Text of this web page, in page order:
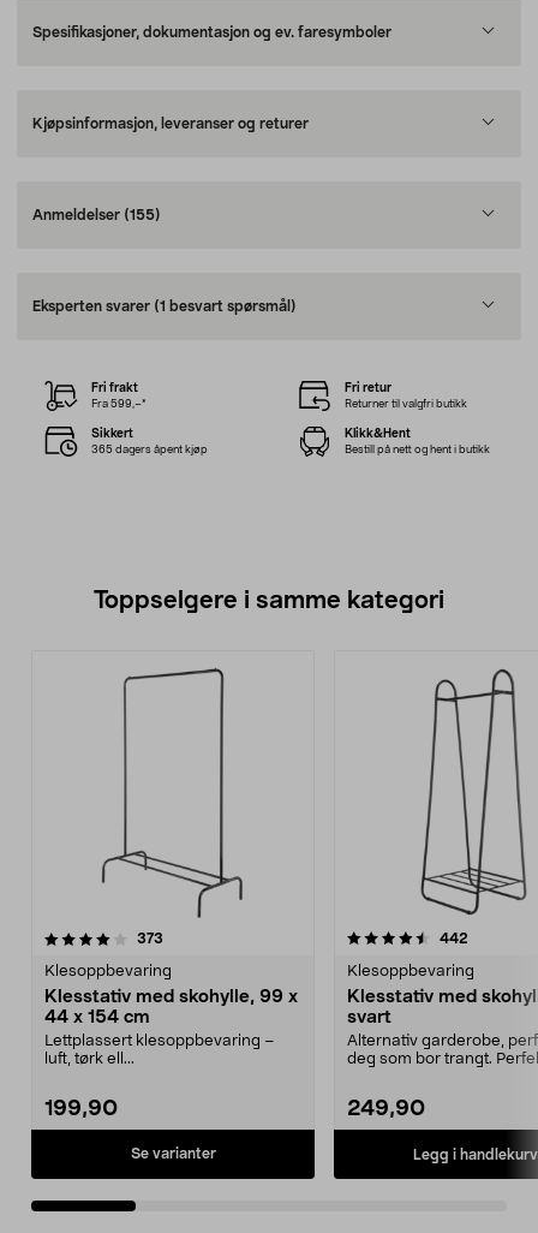
Spesifikasjoner, dokumentasjon og ev. faresymboler
Kjøpsinformasjon, leveranser og returer
Anmeldelser (155)
Eksperten svarer (1 besvart spørsmål)
Fri frakt
Fra 599,–*
Fri retur
Returner til valgfri butikk
Sikkert
365 dagers åpent kjøp
Klikk&Hent
Bestill på nett og hent i butikk
Toppselgere i samme kategori
373
Klesoppbevaring
Klesstativ med skohylle, 99 x
44 x 154 cm
Lettplassert klesoppbevaring –
luft, tørk ell...
199,90
Se varianter
4.5 av 5 stjerner 442
Klesoppbevaring
Klesstativ med
svart
Alternativ garderobe,
deg som bor trangt.
249,90
Legg i handlekurv
4.5 av 5 stjerner